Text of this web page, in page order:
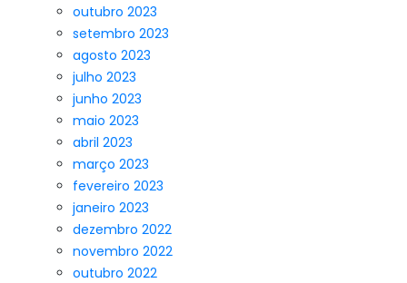
outubro 2023
setembro 2023
agosto 2023
julho 2023
junho 2023
maio 2023
abril 2023
março 2023
fevereiro 2023
janeiro 2023
dezembro 2022
novembro 2022
outubro 2022